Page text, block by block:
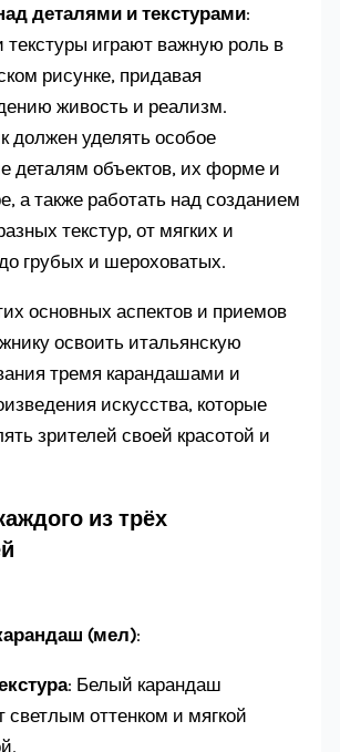
деталями и текстурами:
текстуры играют важную роль в
рисунке, придавая
живость и реализм.
должен уделять особое
деталям объектов, их форме и
а также работать над созданием
текстур, от мягких и
грубых и шероховатых.
основных аспектов и приемов
освоить итальянскую
тремя карандашами и
искусства, которые
зрителей своей красотой и
из трёх
(мел):
: Белый карандаш
светлым оттенком и мягкой